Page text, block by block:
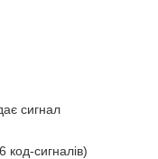
сигнал
код-сигналів)